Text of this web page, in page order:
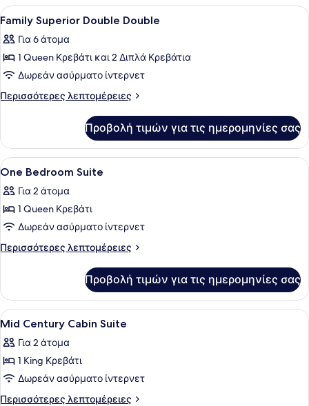
Προβολή
όλων
των
φωτογραφιών
για
Family
Double
Ένα στρωμένο κρεβάτι με λευκά
4
Family Superior Double Double
Για 6 άτομα
1 Queen Κρεβάτι και 2 Διπλά Κρεβάτια
Δωρεάν ασύρματο ίντερνετ
Περισσότερες λεπτομέρειες
Περισσότερες
Superior
Double
Double
Προβολή τιμών για τις ημερομηνίες σας
Προβολή
όλων
των
φωτογραφιών
για
One
Ένας χώρος μπαρ με πάγκο,
2
One Bedroom Suite
Για 2 άτομα
1 Queen Κρεβάτι
Δωρεάν ασύρματο ίντερνετ
Περισσότερες λεπτομέρειες
Περισσότερες
Bedroom
Suite
Προβολή τιμών για τις ημερομηνίες σας
Προβολή
όλων
των
φωτογραφιών
για
Mid
Ένα μοντέρνο σαλόνι με έναν
6
Mid Century Cabin Suite
Για 2 άτομα
1 King Κρεβάτι
Δωρεάν ασύρματο ίντερνετ
Περισσότερες λεπτομέρειες
Περισσότερες